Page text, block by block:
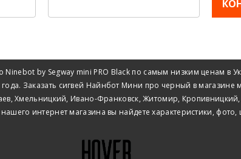
by Segway mini PRO Black по самым низким ценам в
года. Заказать сигвей Найнбот Мини про черный в
Хмельницкий, Ивано-Франковск, Житомир,
интернет магазина вы найдете характеристики,